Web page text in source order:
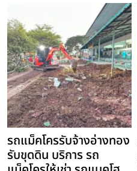
รถแม็คโครรับจ้างอ่างทอง
รับขุดดิน บริการ รถ